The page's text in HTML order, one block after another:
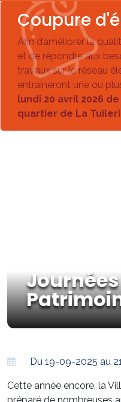
Coupure
Afin d’améliorer la
et de répondre aux
travaux sur le réseau
entraîneront une ou
lundi 20 avril 2026
quartier de La
Du 19-09-2025 au
Cette année encore, la